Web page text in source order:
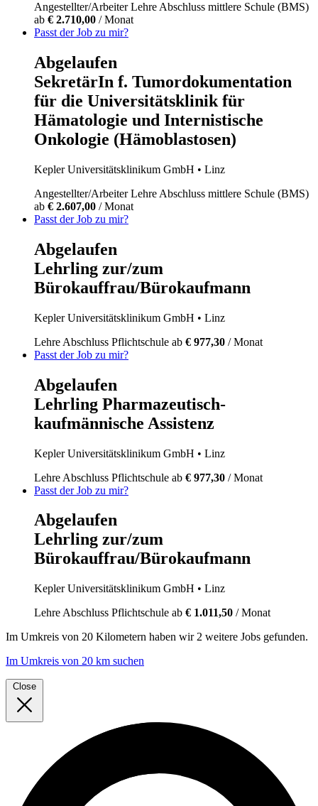
Angestellter/ArbeiterLehre Abschluss mittlere Schule (BMS)
ab € 2.710,00 / Monat
Passt der Job zu mir?
Abgelaufen
SekretärIn f. Tumordokumentation
für die Universitätsklinik für
Hämatologie und Internistische
Onkologie (Hämoblastosen)
Kepler Universitätsklinikum GmbH • Linz
Angestellter/ArbeiterLehre Abschluss mittlere Schule (BMS)
ab € 2.607,00 / Monat
Passt der Job zu mir?
Abgelaufen
Lehrling zur/zum
Bürokauffrau/Bürokaufmann
Kepler Universitätsklinikum GmbH • Linz
Lehre Abschluss Pflichtschule ab € 977,30 / Monat
Passt der Job zu mir?
Abgelaufen
Lehrling Pharmazeutisch-
kaufmännische Assistenz
Kepler Universitätsklinikum GmbH • Linz
Lehre Abschluss Pflichtschule ab € 977,30 / Monat
Passt der Job zu mir?
Abgelaufen
Lehrling zur/zum
Bürokauffrau/Bürokaufmann
Kepler Universitätsklinikum GmbH • Linz
Lehre Abschluss Pflichtschule ab € 1.011,50 / Monat
Im Umkreis von 20 Kilometern haben wir 2 weitere Jobs gefunden.
Im Umkreis von 20 km suchen
Close